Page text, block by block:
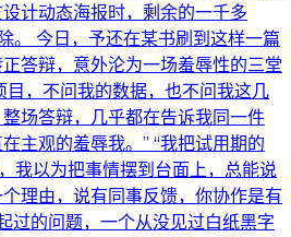
计动态海报时，剩余的一千多
。 今日，予还在某书刷到这样一篇
答辩，意外沦为一场羞辱性的三堂
，不问我的数据，也不问我这几
场答辩，几乎都在告诉我同一件
主观的羞辱我。” “我把试用期的
我以为把事情摆到台面上，总能说
理由，说有同事反馈，你协作是有
过的问题，一个从没见过白纸黑字